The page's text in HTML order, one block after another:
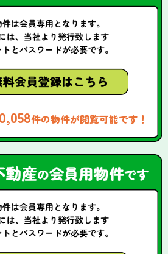
件の物件が閲覧可能です！